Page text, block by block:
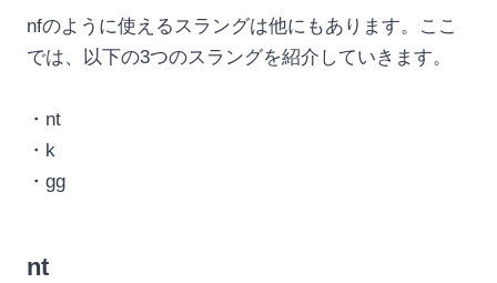
nfのように使えるスラングは他にもあります。ここ
では、以下の3つのスラングを紹介していきます。
・nt
・k
・gg
nt